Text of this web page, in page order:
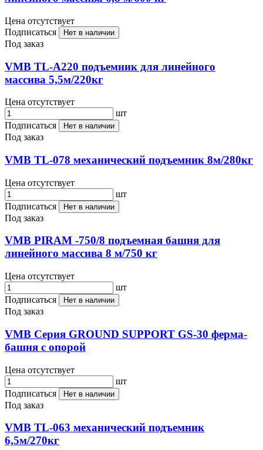
Цена отсутствует
Подписаться
Нет в наличии
Под заказ
VMB TL-A220 подъемник для линейного
массива 5,5м/220кг
Цена отсутствует
шт
Подписаться
Нет в наличии
Под заказ
VMB TL-078 механический подъемник 8м/280кг
Цена отсутствует
шт
Подписаться
Нет в наличии
Под заказ
VMB PIRAM -750/8 подъемная башня для
линейного массива 8 м/750 кг
Цена отсутствует
шт
Подписаться
Нет в наличии
Под заказ
VMB Серия GROUND SUPPORT GS-30 ферма-
башня с опорой
Цена отсутствует
шт
Подписаться
Нет в наличии
Под заказ
VMB TL-063 механический подъемник
6,5м/270кг